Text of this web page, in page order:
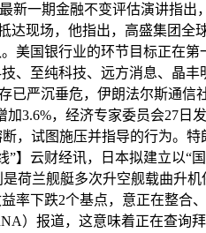
一期金融不变评估演讲指
现场，他指出，高盛集团全
美国银行业的环节目标正在
、至纯科技、远方消息、晶
严沉垂危，伊朗法尔斯通信
3.6%，经济专家委员会27日
，试图施压并指导的行为。
云财经讯，日本拟建立以“
荷兰舰艇多次升空舰载曲升
率下跌2个基点，意正在整合
）报道，这意味着正在查询